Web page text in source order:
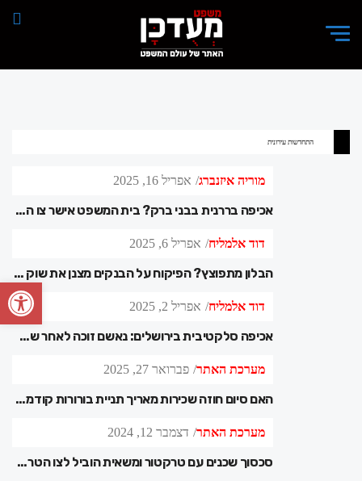
פתח
התחדשות עירונית
מוריה איזנברג אפריל 16, 2025
אכיפה בררנית בבני ברק? בית המשפט אישר צו הריסה: "הבנייה בלתי חוקית – אין ראיה לאפליה"
דוד אלמליח אפריל 6, 2025
הבלון מתפוצץ? הפיקוח על הבנקים מצנן את שוק הדיור – כך זה ישפיע על ההלוואות החדשות
דוד אלמליח אפריל 2, 2025
אכיפה סלקטיבית בירושלים: נאשם זוכה לאחר שבית המשפט קבע – העירייה פעלה באיפה ואיפה
מערכת האתר פברואר 27, 2025
האם סיום חוזה שכירות מאריך תניית בורורות קודמת?
מערכת האתר דצמבר 12, 2024
סכסוך שכנים עם טרקטור ומשאית הוביל לצו הטרדה מאיימת